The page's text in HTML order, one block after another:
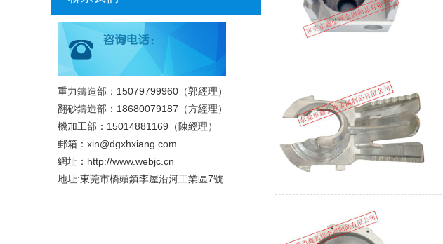
重力鑄造部：15079799960（郭經理）
翻砂鑄造部：18680079187（方經理）
機加工部：15014881169（陳經理）
郵箱：xin@dgxhxiang.com
網址：http://www.webjc.cn
地址:東莞市橋頭鎮李屋沿河工業區7號